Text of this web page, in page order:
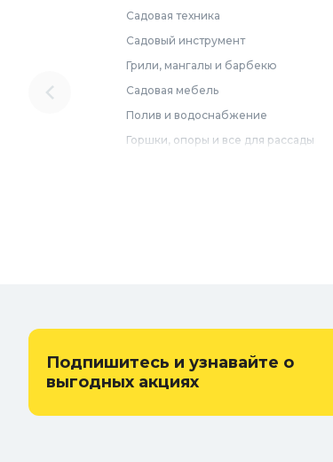
Садовая техника
Садовый инструмент
Грили, мангалы и барбекю
Садовая мебель
Полив и водоснабжение
Горшки, опоры и все для рассады
Теплицы, парники и укрывной
материал
Подпишитесь и узнавайте о
выгодных акциях